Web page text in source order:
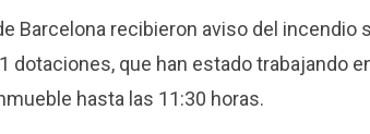
Barcelona recibieron aviso del incendio
dotaciones, que han estado trabajando
hasta las 11:30 horas.